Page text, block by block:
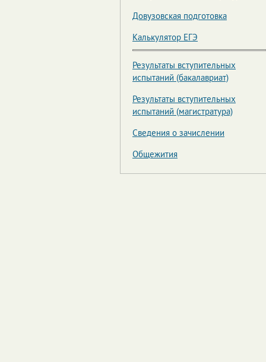
Довузовская подготовка
Калькулятор ЕГЭ
Результаты вступительных
испытаний (бакалавриат)
Результаты вступительных
испытаний (магистратура)
Сведения о зачислении
Общежития